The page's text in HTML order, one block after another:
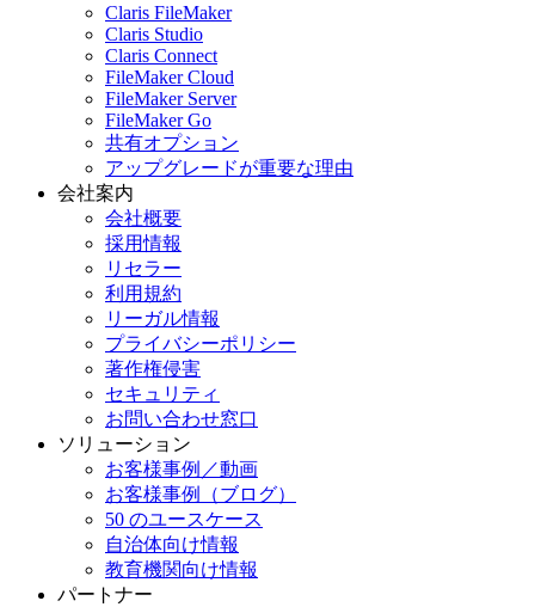
Claris FileMaker
Claris Studio
Claris Connect
FileMaker Cloud
FileMaker Server
FileMaker Go
共有オプション
アップグレードが重要な理由
会社案内
会社概要
採用情報
リセラー
利用規約
リーガル情報
プライバシーポリシー
著作権侵害
セキュリティ
お問い合わせ窓口
ソリューション
お客様事例／動画
お客様事例（ブログ）
50 のユースケース
自治体向け情報
教育機関向け情報
パートナー